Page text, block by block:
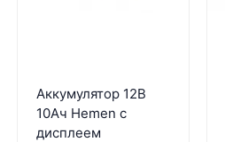
Аккумулятор 12В
10Ач Hemen с
дисплеем